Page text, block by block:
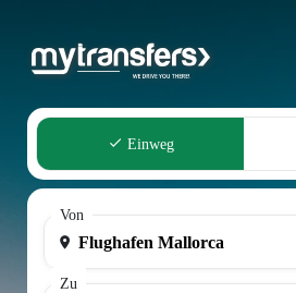
Einweg
Von
Zu